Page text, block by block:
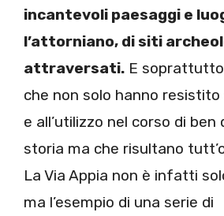
incantevoli paesaggi e
l’attorniano, di siti
attraversati. E
che non solo hanno
e all’utilizzo nel corso di ben
storia ma che risultano
La Via Appia non è infatti
ma l’esempio di una serie di